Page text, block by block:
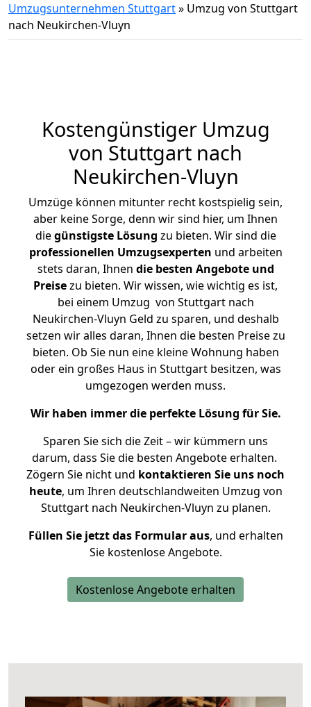
Umzugsunternehmen Stuttgart» Umzug von Stuttgart
nach Neukirchen-Vluyn
Kostengünstiger Umzug
von Stuttgart nach
Neukirchen-Vluyn
Umzüge können mitunter recht kostspielig sein,
aber keine Sorge, denn wir sind hier, um Ihnen
diegünstigste Lösung zu bieten. Wir sind die
professionellen Umzugsexperten und arbeiten
stets daran, Ihnen die besten Angebote und
Preisezu bieten. Wir wissen, wie wichtig es ist,
bei einem Umzug von Stuttgart nach
Neukirchen-Vluyn Geld zu sparen, und deshalb
setzen wir alles daran, Ihnen die besten Preise zu
bieten. Ob Sie nun eine kleine Wohnung haben
oder ein großes Haus in Stuttgart besitzen, was
umgezogen werden muss.
Wir haben immer die perfekte Lösung für Sie.
Sparen Sie sich die Zeit – wir kümmern uns
darum, dass Sie die besten Angebote erhalten.
Zögern Sie nicht und kontaktieren Sie uns noch
heute, um Ihren deutschlandweiten Umzug von
Stuttgart nach Neukirchen-Vluyn zu planen.
Füllen Sie jetzt das Formular aus, und erhalten
Sie kostenlose Angebote.
Kostenlose Angebote erhalten